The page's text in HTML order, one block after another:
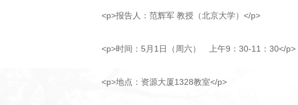
<p>报告人：范辉军 教授（北京大学）</p>
<p>时间：5月1日（周六） 上午9：30-11：30</p>
<p>地点：资源大厦1328教室</p>